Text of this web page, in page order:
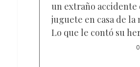
un extraño accidente
juguete en casa de
Lo que le contó su